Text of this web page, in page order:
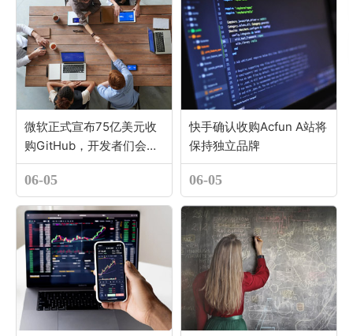
微软正式宣布75亿美元收
购GitHub，开发者们会买
账吗？
06-05
快手确认收购Acfun A站将
保持独立品牌
06-05